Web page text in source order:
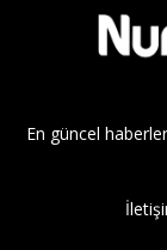
En güncel